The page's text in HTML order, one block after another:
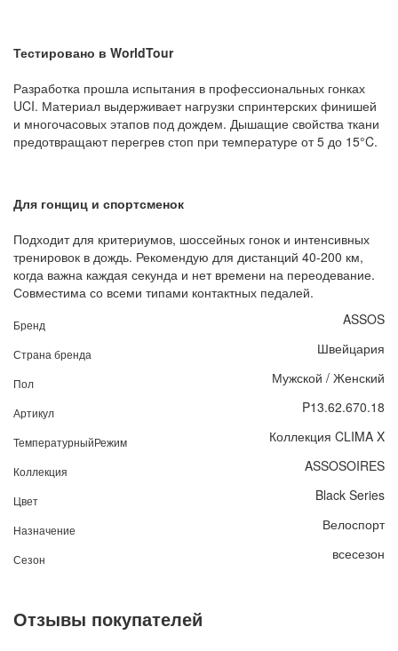
Тестировано в WorldTour
Разработка прошла испытания в профессиональных гонках
UCI. Материал выдерживает нагрузки спринтерских финишей
и многочасовых этапов под дождем. Дышащие свойства ткани
предотвращают перегрев стоп при температуре от 5 до 15°C.
Для гонщиц и спортсменок
Подходит для критериумов, шоссейных гонок и интенсивных
тренировок в дождь. Рекомендую для дистанций 40-200 км,
когда важна каждая секунда и нет времени на переодевание.
Совместима со всеми типами контактных педалей.
Бренд ASSOS
Страна бренда Швейцария
Пол Мужской / Женский
Артикул P13.62.670.18
ТемпературныйРежим Коллекция CLIMA X
Коллекция ASSOSOIRES
Цвет Black Series
Назначение Велоспорт
Сезон всесезон
Отзывы покупателей